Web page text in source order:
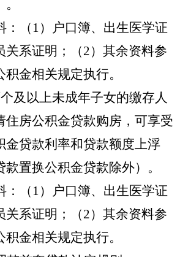
：（ 1）户口簿、出生医学证
关系证明；（2）其余资料参
金相关规定执行。
及以上未成年子女的缴存人
住房公积金贷款购房，可享受
金贷款利率和贷款额度上浮
款置换公积金贷款除外）。
：（ 1）户口簿、出生医学证
关系证明；（2）其余资料参
金相关规定执行。